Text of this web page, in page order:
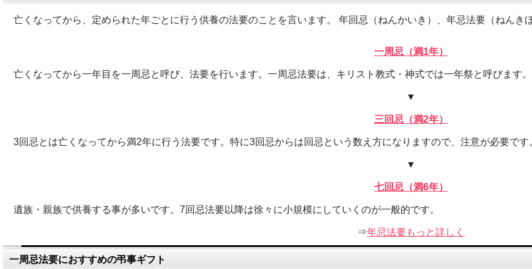
亡くなってから、定められた年ごとに行う供養の法要のことを言います。 年回忌（ねんかいき）、年忌法要（ねんき
一周忌（満1年）
亡くなってから一年目を一周忌と呼び、法要を行います。一周忌法要は、キリスト教式・神式では一年祭と呼びます。
▼
三回忌（満2年）
3回忌とは亡くなってから満2年に行う法要です。特に3回忌からは回忌という数え方になりますので、注意が必要です
▼
七回忌（満6年）
遺族・親族で供養する事が多いです。7回忌法要以降は徐々に小規模にしていくのが一般的です。
⇒年忌法要もっと詳しく
一周忌法要におすすめの弔事ギフト